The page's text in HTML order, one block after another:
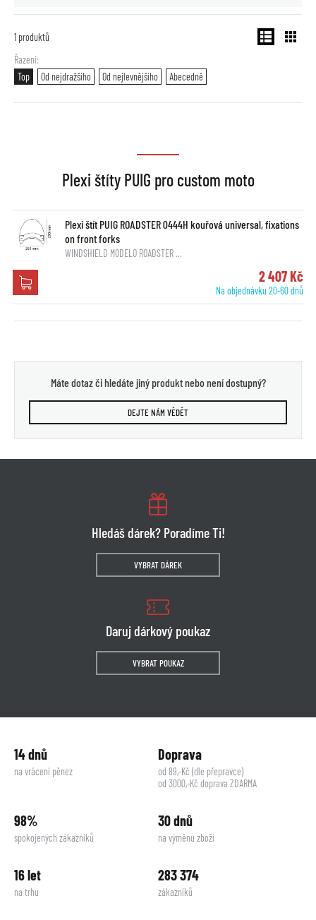
1 produktů
Řazení
Top
Od nejdražšího Od nejlevnějšího Abecedně
Plexi štíty PUIG pro custom moto
Plexi štít PUIG ROADSTER 0444H kouřová universal, fixations
on front forks
WINDSHIELD MODELO ROADSTER …
2 407 Kč
Na objednávku 20-60 dnů
Máte dotaz či hledáte jiný produkt nebo není dostupný?
DEJTE NÁM VĚDĚT
Hledáš dárek? Poradíme Ti!
VYBRAT DÁREK
Daruj dárkový poukaz
VYBRAT POUKAZ
14 dnů
na vrácení pěnez
Doprava
od 89,-Kč (dle přepravce)
od 3000,-Kč doprava ZDARMA
98%
spokojených zákazníků
30 dnů
na výměnu zboží
16 let
na trhu
283 374
zákazníků